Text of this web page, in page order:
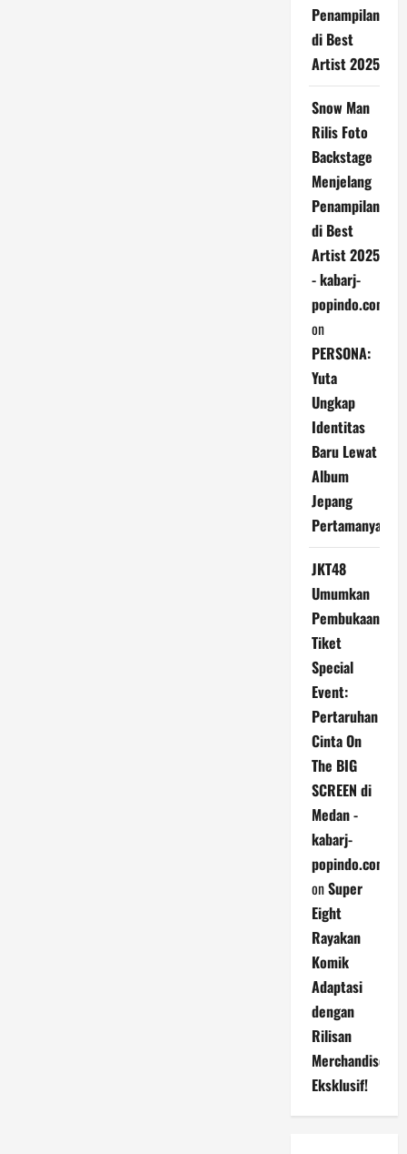
Penampilan
di Best
Artist 2025
Snow Man
Rilis Foto
Backstage
Menjelang
Penampilan
di Best
Artist 2025
- kabarj-
popindo.com
on
PERSONA:
Yuta
Ungkap
Identitas
Baru Lewat
Album
Jepang
Pertamanya
JKT48
Umumkan
Pembukaan
Tiket
Special
Event:
Pertaruhan
Cinta On
The BIG
SCREEN di
Medan -
kabarj-
popindo.com
onSuper
Eight
Rayakan
Komik
Adaptasi
dengan
Rilisan
Merchandise
Eksklusif!